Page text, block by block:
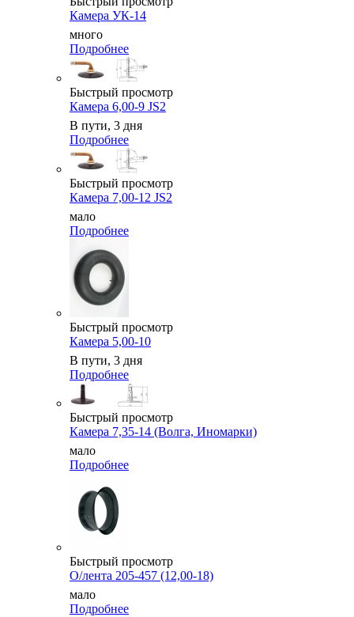
Камера УК-14
много
Подробнее
Быстрый просмотр
Камера 6,00-9 JS2
В пути, 3 дня
Подробнее
Быстрый просмотр
Камера 7,00-12 JS2
мало
Подробнее
Быстрый просмотр
Камера 5,00-10
В пути, 3 дня
Подробнее
Быстрый просмотр
Камера 7,35-14 (Волга, Иномарки)
мало
Подробнее
Быстрый просмотр
О/лента 205-457 (12,00-18)
мало
Подробнее